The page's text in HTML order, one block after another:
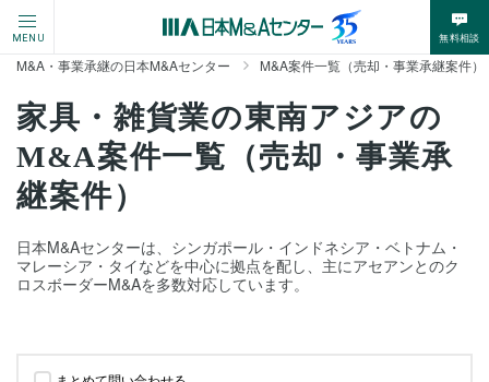
MENU 無料相談
M&A・事業承継の日本M&Aセンター M&A案件一覧（売却・事業承継案件）
家具・雑貨業の東南アジアの
M&A案件一覧（売却・事業承
継案件）
日本M&Aセンターは、シンガポール・インドネシア・ベトナム・
マレーシア・タイなどを中心に拠点を配し、主にアセアンとのク
ロスボーダーM&Aを多数対応しています。